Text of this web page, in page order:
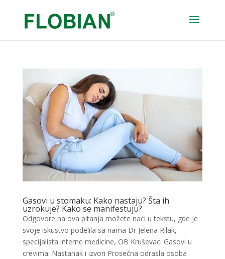
Gasovi u stomaku: Kako nastaju? Šta ih
uzrokuje? Kako se manifestuju?
Odgovore na ova pitanja možete naći u tekstu, gde je
svoje iskustvo podelila sa nama Dr Jelena Rilak,
specijalista interne medicine, OB Kruševac. Gasovi u
crevima: Nastanak i izvori Prosečna odrasla osoba